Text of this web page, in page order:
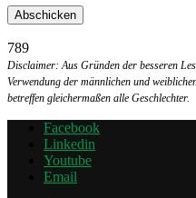
789
Disclaimer: Aus Gründen der besseren
Verwendung der männlichen und
betreffen gleichermaßen alle Geschlechter.
Facebook
Linkedin
Youtube
Email